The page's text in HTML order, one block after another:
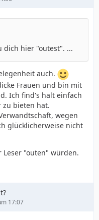
dich hier "outest". ...
auch.
Frauen und bin mit
Ich find's halt einfach
zu bieten hat.
wegen
glücklicherweise nicht
Leser "outen" würden.
17:07